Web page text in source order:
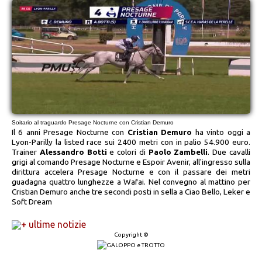
Soitario al traguardo Presage Nocturne con Cristian Demuro
Il 6 anni Presage Nocturne con Cristian Demuro ha vinto oggi a
Lyon-Parilly la listed race sui 2400 metri con in palio 54.900 euro.
Trainer Alessandro Botti e colori di Paolo Zambelli. Due cavalli
grigi al comando Presage Nocturne e Espoir Avenir, all'ingresso sulla
dirittura accelera Presage Nocturne e con il passare dei metri
guadagna quattro lunghezze a Wafai. Nel convegno al mattino per
Cristian Demuro anche tre secondi posti in sella a Ciao Bello, Leker e
Soft Dream
+ ultime notizie
Copyright ©